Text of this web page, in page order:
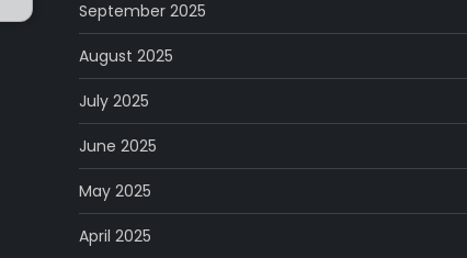
September 2025
August 2025
July 2025
June 2025
May 2025
April 2025